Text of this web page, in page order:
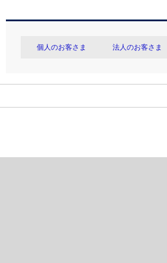
個人のお客さま 法人のお客さま